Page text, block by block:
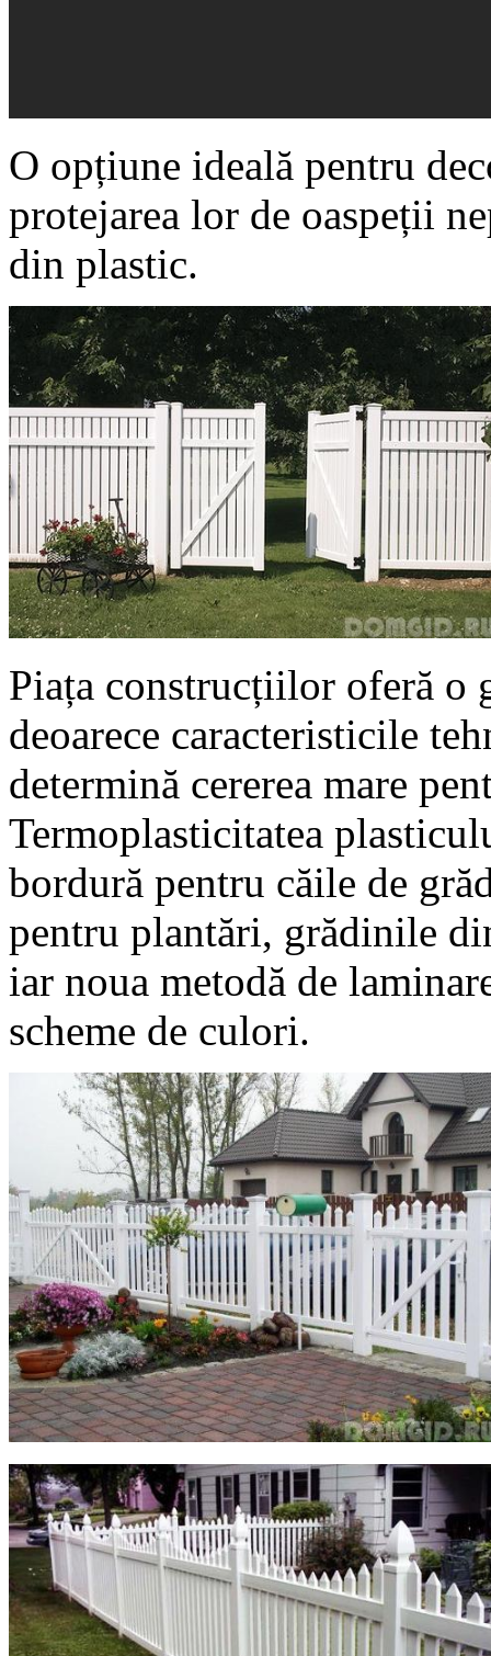
O opțiune ideală pentru
protejarea lor de oaspeții
din plastic.
Piața construcțiilor oferă o
deoarece caracteristicile
determină cererea mare
Termoplasticitatea
bordură pentru căile de
pentru plantări, grădinile
iar noua metodă de
scheme de culori.